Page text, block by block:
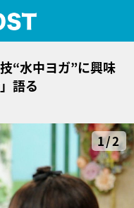
“水中ヨガ”に興味
語る
1/2